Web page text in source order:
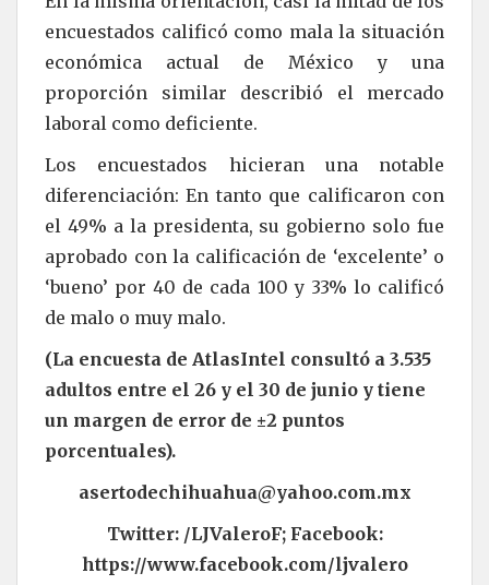
encuestados calificó como mala la situación
económica actual de México y una
proporción similar describió el mercado
laboral como deficiente.
Los encuestados hicieran una notable
diferenciación: En tanto que calificaron con
el 49% a la presidenta, su gobierno solo fue
aprobado con la calificación de ‘excelente’ o
‘bueno’ por 40 de cada 100 y 33% lo calificó
de malo o muy malo.
(La encuesta de AtlasIntel consultó a 3.535
adultos entre el 26 y el 30 de junio y tiene
un margen de error de ±2 puntos
porcentuales).
asertodechihuahua@yahoo.com.mx
Twitter: /LJValeroF; Facebook:
https://www.facebook.com/ljvalero